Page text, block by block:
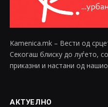
Kamenica.mk – Вести од
Секогаш блиску до луѓето,
приказни и настани од
АКТУЕЛНО